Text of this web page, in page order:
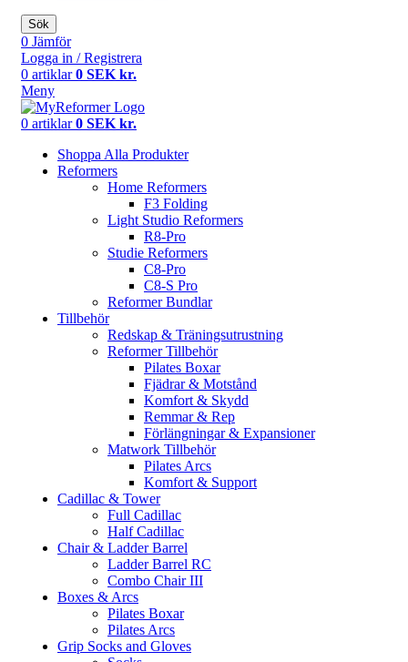
Sök
0 Jämför
Logga in / Registrera
0 artiklar0 SEK kr.
Meny
0 artiklar0 SEK kr.
Shoppa Alla Produkter
Reformers
Home Reformers
F3 Folding
Light Studio Reformers
R8-Pro
Studie Reformers
C8-Pro
C8-S Pro
Reformer Bundlar
Tillbehör
Redskap & Träningsutrustning
Reformer Tillbehör
Pilates Boxar
Fjädrar & Motstånd
Komfort & Skydd
Remmar & Rep
Förlängningar & Expansioner
Matwork Tillbehör
Pilates Arcs
Komfort & Support
Cadillac & Tower
Full Cadillac
Half Cadillac
Chair & Ladder Barrel
Ladder Barrel RC
Combo Chair III
Boxes & Arcs
Pilates Boxar
Pilates Arcs
Grip Socks and Gloves